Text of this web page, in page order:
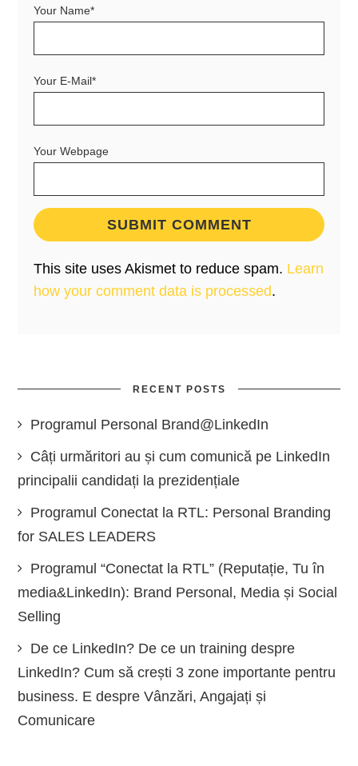
Your Name*
Your E-Mail*
Your Webpage
This site uses Akismet to reduce spam. Learn
how your comment data is processed.
RECENT POSTS
Programul Personal Brand@LinkedIn
Câți urmăritori au și cum comunică pe LinkedIn
principalii candidați la prezidențiale
Programul Conectat la RTL: Personal Branding
for SALES LEADERS
Programul “Conectat la RTL” (Reputație, Tu în
media&LinkedIn): Brand Personal, Media și Social
Selling
De ce LinkedIn? De ce un training despre
LinkedIn? Cum să crești 3 zone importante pentru
business. E despre Vânzări, Angajați și
Comunicare